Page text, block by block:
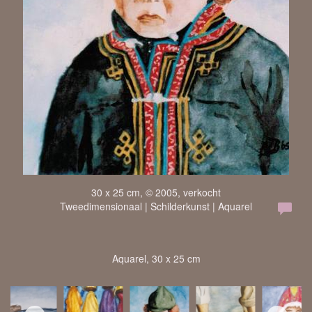
30 x 25 cm, © 2005, verkocht
Tweedimensionaal | Schilderkunst | Aquarel
Aquarel, 30 x 25 cm